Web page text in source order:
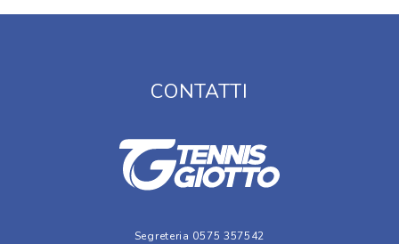
CONTATTI
Segreteria 0575 357542